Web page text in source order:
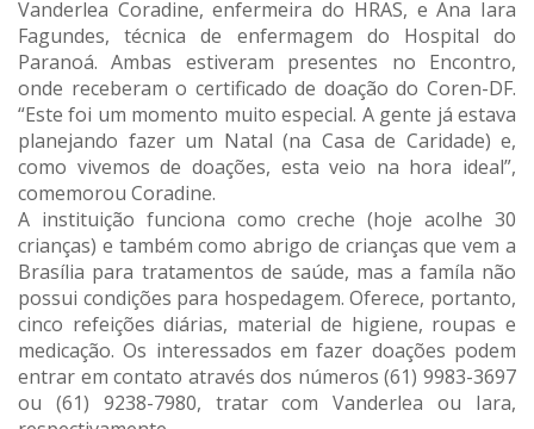
Vanderlea Coradine, enfermeira do HRAS, e Ana Iara
Fagundes, técnica de enfermagem do Hospital do
Paranoá. Ambas estiveram presentes no Encontro,
onde receberam o certificado de doação do Coren-DF.
“Este foi um momento muito especial. A gente já estava
planejando fazer um Natal (na Casa de Caridade) e,
como vivemos de doações, esta veio na hora ideal”,
comemorou Coradine.
A instituição funciona como creche (hoje acolhe 30
crianças) e também como abrigo de crianças que vem a
Brasília para tratamentos de saúde, mas a famíla não
possui condições para hospedagem. Oferece, portanto,
cinco refeições diárias, material de higiene, roupas e
medicação. Os interessados em fazer doações podem
entrar em contato através dos números (61) 9983-3697
ou (61) 9238-7980, tratar com Vanderlea ou Iara,